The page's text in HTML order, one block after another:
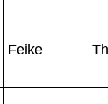
Feike